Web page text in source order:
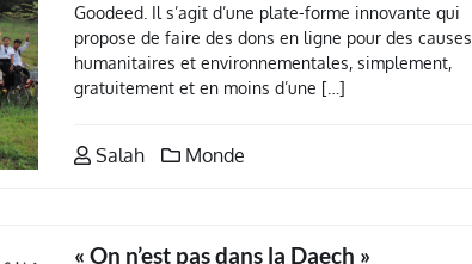
Goodeed. Il s’agit d’une plate-forme innovante qui
propose de faire des dons en ligne pour des causes
humanitaires et environnementales, simplement,
gratuitement et en moins d’une […]
Salah Monde
« On n’est pas dans la Daech »